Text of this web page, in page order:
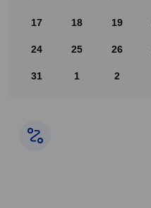
17 18 19
24 25 26
31 1 2